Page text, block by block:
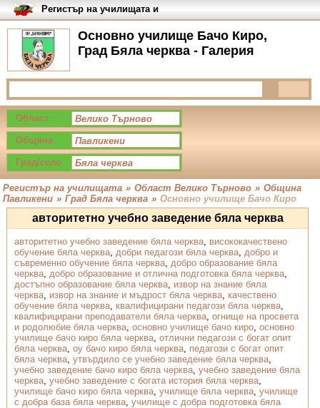
Основно училище Бачо Киро,
Град Бяла черква - Галерия
Регистър на училищата и
университетите в България
Област
Община
Град/село
Регистър на училищата » Област Велико Търново » Община
Павликени » Град Бяла черква » Основно училище Бачо Киро
авторитетно учебно заведение бяла черква
авторитетно учебно заведение бяла черква, висококачествено
обучение бяла черква, добри педагози бяла черква, добро и
съвременно обучение бяла черква, добро образование бяла
черква, добро образование и отлична подготовка бяла черква,
достъпно образование бяла черква, извор на знание бяла
черква, извор на знание и мъдрост бяла черква, качествено
обучение бяла черква, квалифицирани педагози бяла черква,
квалифицирани преподаватели бяла черква, огнище на просвета
и родолюбие бяла черква, основно училище бачо киро, основно
училище бачо киро бяла черква, отлични педагози с богат опит
бяла черква, оу бачо киро бяла черква, педагози с богат опит
бяла черква, утвърдило се учебно заведение бяла черква,
учебно заведение бачо киро бяла черква, учебно заведение бяла
черква, учебно заведение с богата история бяла черква,
училище бачо киро бяла черква, училище бяла черква, училище
с добра база бяла черква, училище с добра подготовка бяла